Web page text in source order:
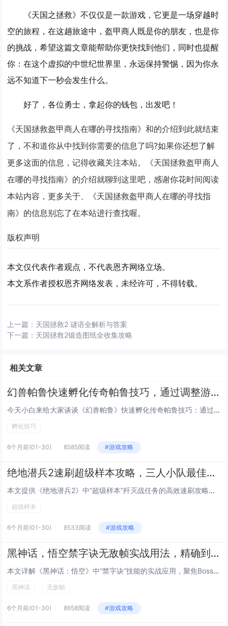
《天国之拯救》不仅仅是一款游戏，它更是一场穿越时
空的旅程，在这趟旅途中，盔甲商人既是你的朋友，也是你
的挑战，希望这篇文章能帮助你更快找到他们，同时也提醒
你：在这个虚拟的中世纪世界里，永远保持警惕，因为你永
远不知道下一秒会发生什么。
好了，各位勇士，拿起你的钱包，出发吧！
《天国拯救盔甲商人在哪的寻找指南》和的介绍到此就结束
了，不和道你从中找到你需要的信息了吗?如果你还想了解
更多这面的信息，记得收藏关注本站。《天国拯救盔甲商人
在哪的寻找指南》的介绍就聊到这里吧，感谢你花时间阅读
本站内容，更多关于、《天国拯救盔甲商人在哪的寻找指
南》的信息别忘了在本站进行查找喔。
版权声明
本文仅代表作者观点，不代表恩齐网络立场。
本文系作者授权恩齐网络发表，未经许可，不得转载。
上一篇： 天国拯救2 谜语全解析与答案
下一篇： 天国拯救2锻造图纸全收集攻略
相关文章
幻兽帕鲁快速孵化传奇帕鲁技巧，通过调整游戏内时间与特定食物组合可大幅缩短孵化等待
今天小白来给大家谈谈《幻兽帕鲁》快速孵化传奇帕鲁技巧：通过调整游戏内时间与特定食物组合可大幅缩短孵化等待。，以及对应的知...
孵化技巧
6个月前(01-30) 8585阅读 #游戏攻略
绝地潜兵2速刷超级样本攻略，三人小队最佳路线推荐，高效通关高难度歼灭战任务
本文提供《绝地潜兵2》中“超级样本”歼灭战任务的高效速刷攻略，聚焦三人小队协同作战，推荐最优路线：开局直取西北主样本点，...
超级样本
6个月前(01-30) 8533阅读 #游戏攻略
黑神话，悟空禁字诀无敌帧实战用法，精确到帧的Boss战躲避与反击连招指南
本文详解《黑神话：悟空》中“禁字诀”技能的实战应用，聚焦Boss战中的无敌帧机制，通过逐帧分析，指出禁字诀在释放瞬间（第...
黑神话 无敌帧
6个月前(01-30) 8658阅读 #游戏攻略